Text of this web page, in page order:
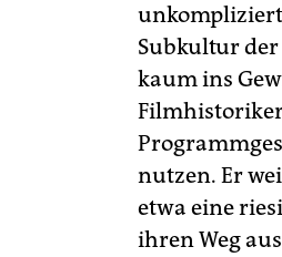
Subkultur
kaum ins
nutzen. Er
etwa eine
ihren Weg